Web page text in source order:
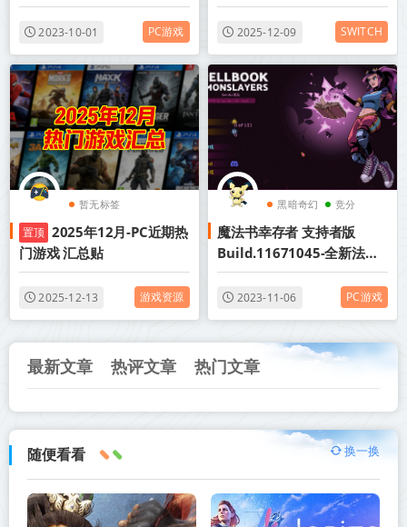
2023-10-01 PC游戏 2025-12-09 SWITCH
暂无标签
置顶 2025年12月-PC近期热
门游戏 汇总贴
2025-12-13 游戏资源
黑暗奇幻 竞分
俯视
魔法书幸存者 支持者版
Build.11671045-全新法阵
+DLC支 中文网盘下载
2023-11-06 PC游戏
最新文章 热评文章 热门文章
随便看看 换一换